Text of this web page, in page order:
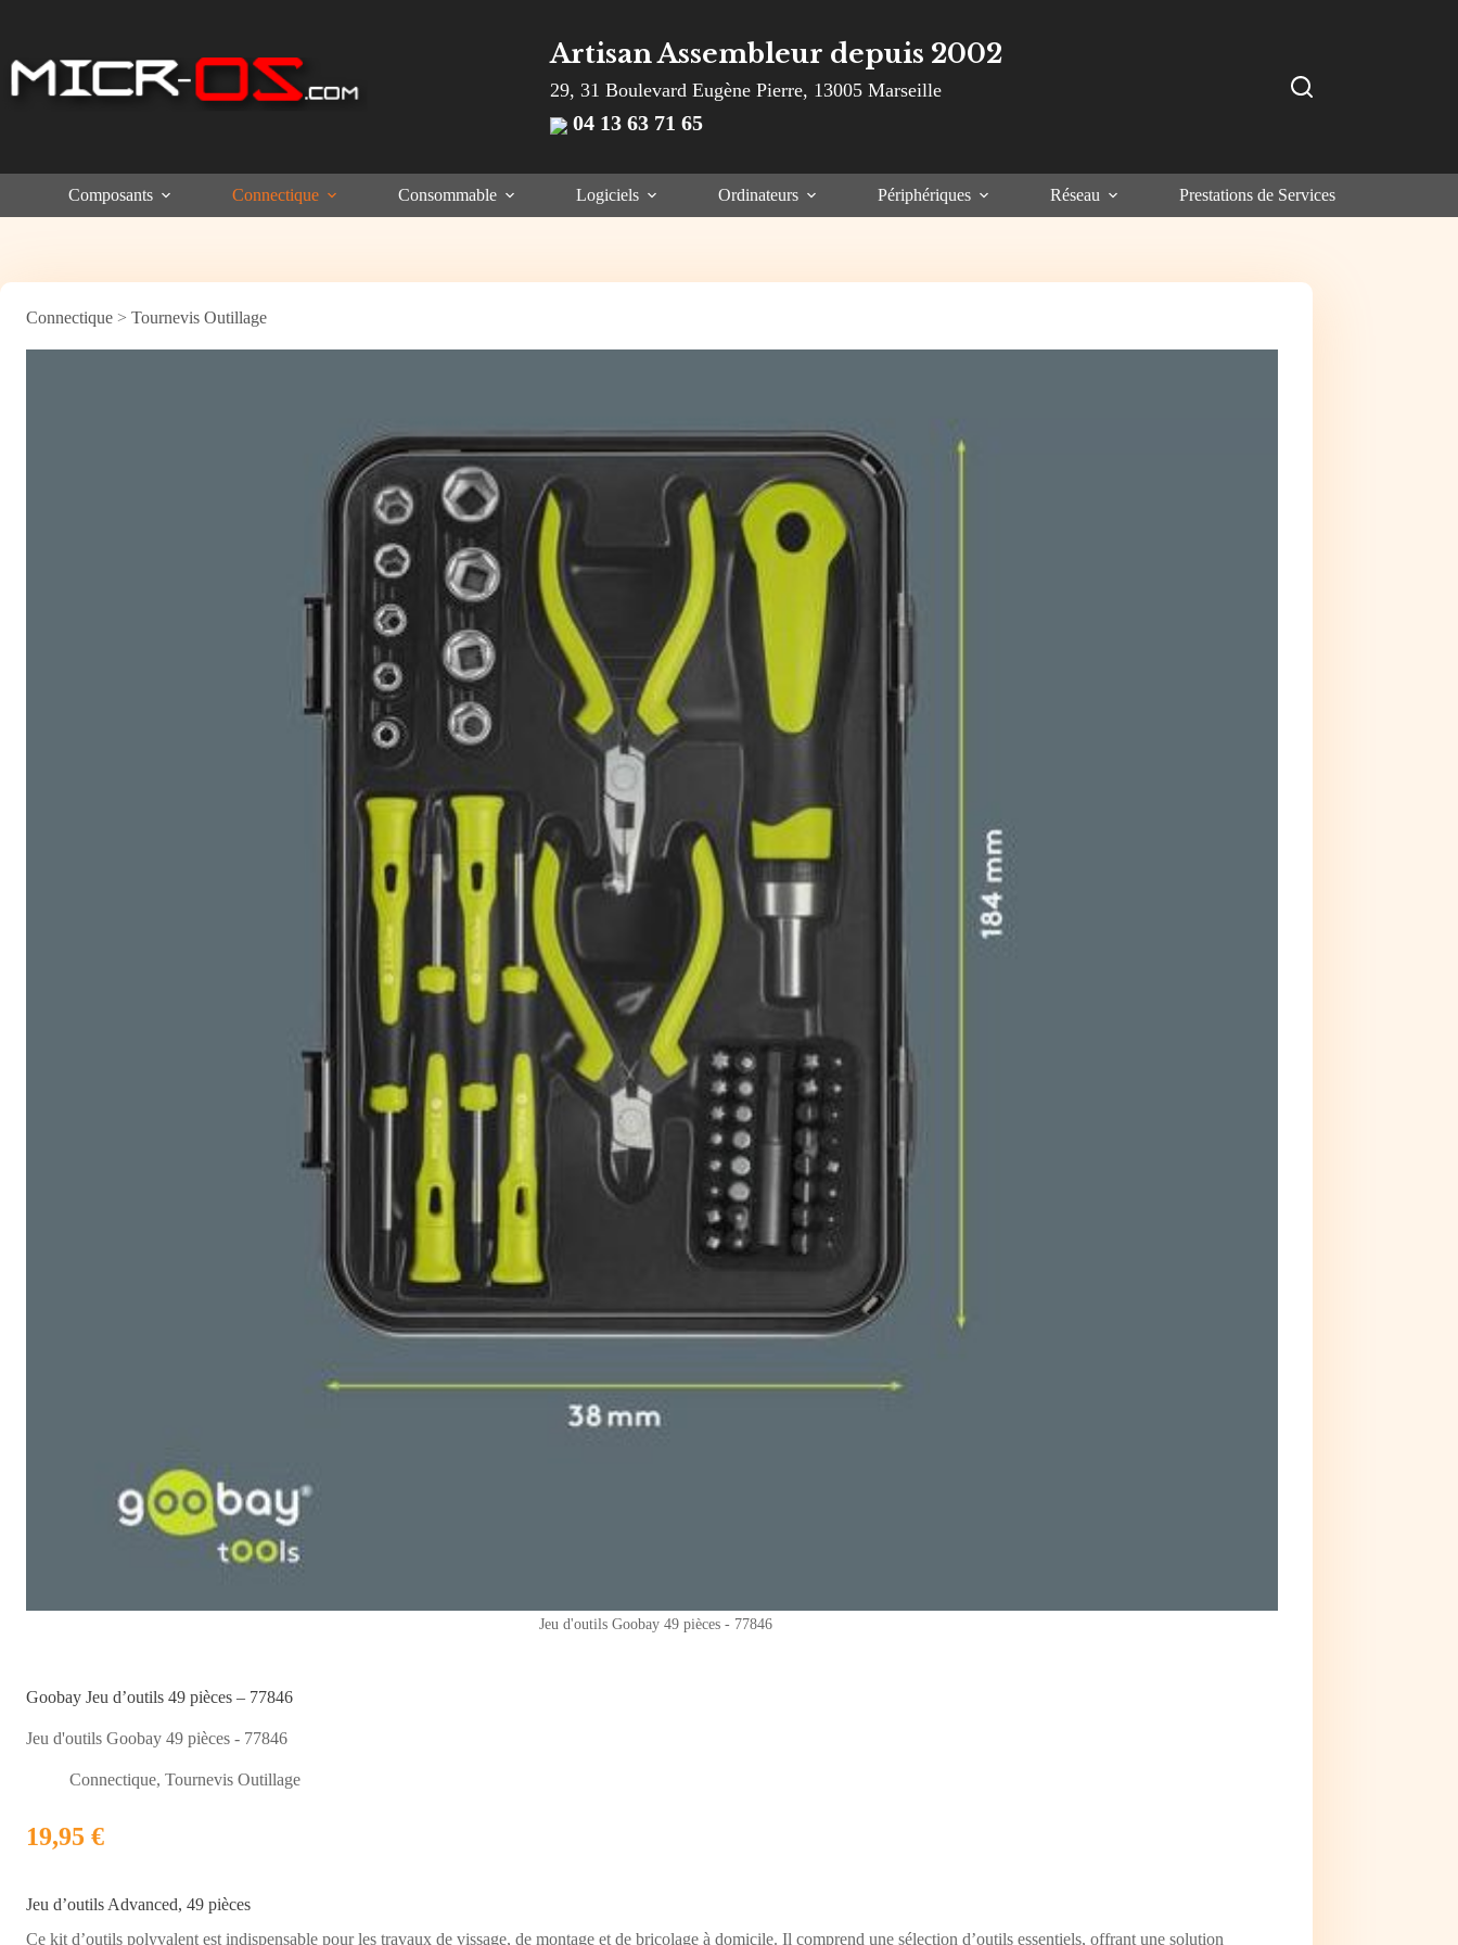
Artisan Assembleur depuis 2002
29, 31 Boulevard Eugène Pierre, 13005 Marseille
04 13 63 71 65
Composants Connectique Consommable Logiciels Ordinateurs Périphériques Réseau Prestations de Services
Connectique > Tournevis Outillage
Jeu d'outils Goobay 49 pièces - 77846
Goobay Jeu d’outils 49 pièces – 77846
Jeu d'outils Goobay 49 pièces - 77846
Connectique, Tournevis Outillage
19,95 €
Jeu d’outils Advanced, 49 pièces
Ce kit d’outils polyvalent est indispensable pour les travaux de vissage, de montage et de bricolage à domicile. Il comprend une sélection d’outils essentiels, offrant une solution